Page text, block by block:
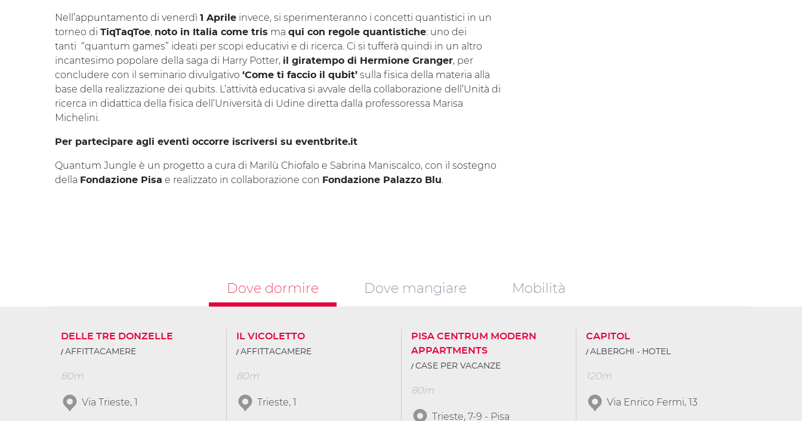
Nell’appuntamento di venerdì 1 Aprile invece, si sperimenteranno i concetti quantistici in un
torneo di TiqTaqToe, noto in Italia come tris ma qui con regole quantistiche: uno dei
tanti “quantum games” ideati per scopi educativi e di ricerca. Ci si tufferà quindi in un altro
incantesimo popolare della saga di Harry Potter, il giratempo di Hermione Granger, per
concludere con il seminario divulgativo ‘Come ti faccio il qubit’ sulla fisica della materia alla
base della realizzazione dei qubits. L’attività educativa si avvale della collaborazione dell’Unità di
ricerca in didattica della fisica dell’Università di Udine diretta dalla professoressa Marisa
Michelini.
Per partecipare agli eventi occorre iscriversi su eventbrite.it
Quantum Jungle è un progetto a cura di Marilù Chiofalo e Sabrina Maniscalco, con il sostegno
della Fondazione Pisa e realizzato in collaborazione con Fondazione Palazzo Blu.
Dove dormire Dove mangiare Mobilità
DELLE TRE DONZELLE
AFFITTACAMERE
80m
Via Trieste, 1
IL VICOLETTO
AFFITTACAMERE
80m
Trieste, 1
PISA CENTRUM MODERN
APPARTMENTS
CASE PER VACANZE
80m
Trieste, 7-9 - Pisa
CAPITOL
ALBERGHI - HOTEL
120m
Via Enrico Fermi, 13